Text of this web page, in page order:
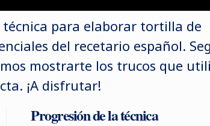
para elaborar tortilla de
del recetario español.
mostrarte los trucos que
¡A disfrutar!
Progresión de la técnica